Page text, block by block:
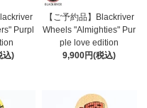
Purpl
込)
【ご予約品】Blackriver
Wheels "Almighties" Pur
ple love edition
9,900円(税込)